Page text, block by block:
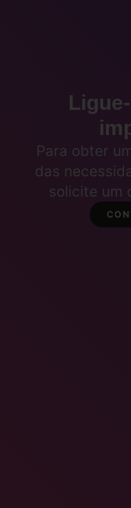
Para obter
das
solicite um